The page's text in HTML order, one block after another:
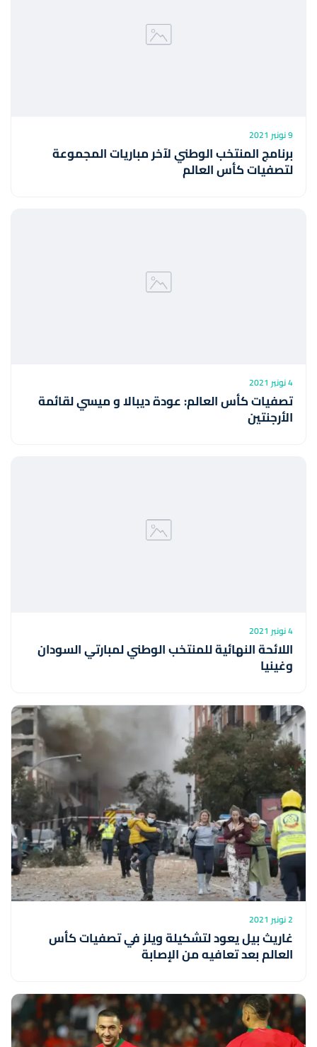
9 نونبر 2021
برنامج المنتخب الوطني لآخر مباريات المجموعة
لتصفيات كأس العالم
4 نونبر 2021
تصفيات كأس العالم: عودة ديبالا و ميسي لقائمة
الأرجنتين
4 نونبر 2021
اللائحة النهائية للمنتخب الوطني لمبارتي السودان
وغينيا
2 نونبر 2021
غاريث بيل يعود لتشكيلة ويلز في تصفيات كأس
العالم بعد تعافيه من الإصابة